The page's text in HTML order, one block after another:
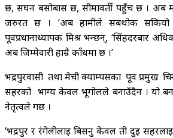
छ, सघन बसोबास छ, सीमावर्ती पहुँच छ । अब
जरुरत छ । ‘अब हामीले सबथोक सकियो
पूर्वप्रधानाध्यापक मिश्र भन्छन्, ‘सिंहदरबार
अब जिम्मेवारी हाम्रै काँधमा छ ।’
भद्रपुरवासी तथा मेची क्याम्पसका पूर्व प्रमुख
सहरको भाग्य केवल भूगोलले बनाउँदैन । यो
नेतृत्वले गर्छ ।
‘भद्रपुर र रंगेलीलाई बिर्सनु केवल ती दुई